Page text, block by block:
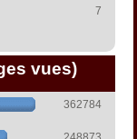
7
vues)
362784